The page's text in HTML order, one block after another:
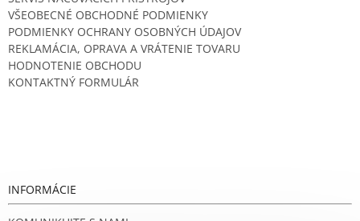
VŠEOBECNÉ OBCHODNÉ PODMIENKY
PODMIENKY OCHRANY OSOBNÝCH ÚDAJOV
REKLAMÁCIA, OPRAVA A VRÁTENIE TOVARU
HODNOTENIE OBCHODU
KONTAKTNÝ FORMULÁR
INFORMÁCIE